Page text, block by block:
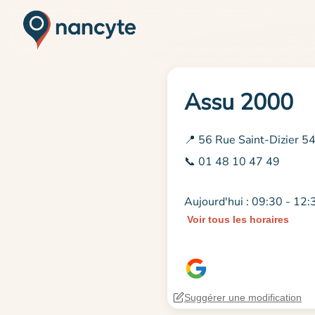
Assu 2000
📍 56 Rue Saint-Dizier
📞 01 48 10 47 49
Aujourd'hui : 09:30 -
Voir tous les horaires
Suggérer une modification